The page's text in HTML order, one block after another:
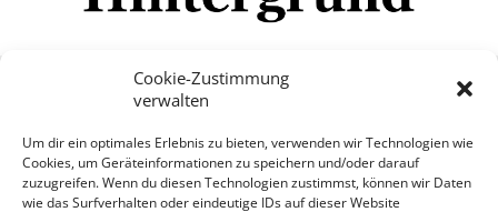
Cookie-Zustimmung
verwalten
Um dir ein optimales Erlebnis zu bieten, verwenden wir Technologien wie
Cookies, um Geräteinformationen zu speichern und/oder darauf
zuzugreifen. Wenn du diesen Technologien zustimmst, können wir Daten
wie das Surfverhalten oder eindeutige IDs auf dieser Website
Mehr